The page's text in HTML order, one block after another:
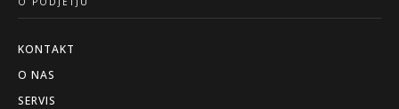
KONTAKT
O NAS
SERVIS